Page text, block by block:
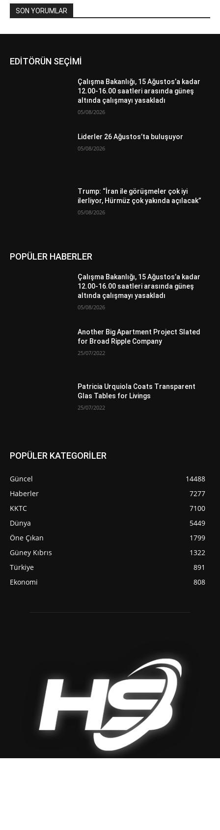
SON YORUMLAR
EDİTÖRÜN SEÇİMİ
Çalışma Bakanlığı, 15 Ağustos’a kadar
12.00-16.00 saatleri arasında güneş
altında çalışmayı yasakladı
05/08/2026
Liderler 26 Ağustos’ta buluşuyor
05/08/2026
Trump: “İran ile görüşmeler çok iyi
ilerliyor, Hürmüz çok yakında açılacak”
05/08/2026
POPÜLER HABERLER
Çalışma Bakanlığı, 15 Ağustos’a kadar
12.00-16.00 saatleri arasında güneş
altında çalışmayı yasakladı
05/08/2026
Another Big Apartment Project Slated
for Broad Ripple Company
25/07/2022
Patricia Urquiola Coats Transparent
Glas Tables for Livings
25/07/2022
POPÜLER KATEGORİLER
Güncel
14488
Haberler
7277
KKTC
7100
Dünya
5449
Öne Çıkan
1799
Güney Kıbrıs
1322
Türkiye
891
Ekonomi
808